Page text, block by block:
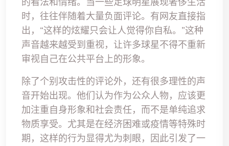
时，往往伴随着大量负面评论。有网友直接指
出，“这样的炫耀只会让人觉得你自私。”这种
声音越来越受到重视，让许多球星不得不重新
审视自己在公共平台上的形象。
除了个别攻击性的评论外，还有很多理性的声
音开始出现。他们认为作为公众人物，应该更
加注重自身形象和社会责任，而不是单纯追求
物质享受。尤其是在经济困难或疫情等特殊时
期，这样的行为显得尤为刺眼，因此引发了一